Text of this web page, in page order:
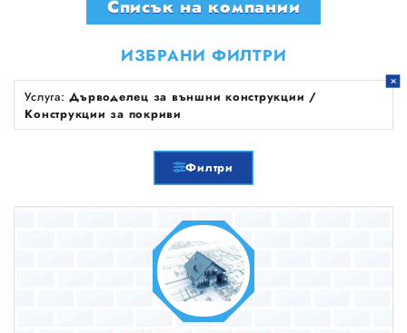
ЗА НАС
Списък на компании
ИЗБРАНИ ФИЛТРИ
Услуга:Дърводелец за външни конструкции /
Конструкции за покриви
Филтри